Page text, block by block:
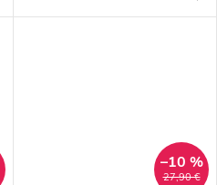
kde je zásuvka 230 V. Balenie
27,90 €
–10 %